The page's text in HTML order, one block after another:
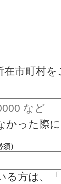
市町村を
かった際
）
る方は、